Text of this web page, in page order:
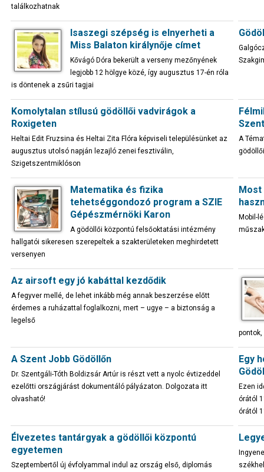
találkozhatnak
Isaszegi szépség is elnyerheti a
Miss Balaton királynője címet
Kővágó Dóra bekerült a verseny mezőnyének
legjobb 12 hölgye közé, így augusztus 17-én róla
is döntenek a zsűri tagjai
Komolytalan stílusú gödöllői vadvirágok a
Roxigeten
Heltai Edit Fruzsina és Heltai Zita Flóra képviseli településünket az
augusztus utolsó napján lezajló zenei fesztiválin,
Szigetszentmiklóson
A
Matematika és fizika
tehetséggondozó program a SZIE
Gépészmérnöki Karon
A gödöllői központú felsőoktatási intézmény
hallgatói sikeresen szerepeltek a szakterületeken meghirdetett
versenyen
Most
Mobil-
Az airsoft egy jó kabáttal kezdődik
A fegyver mellé, de lehet inkább még annak beszerzése előtt
érdemes a ruházattal foglalkozni, mert – ugye – a biztonság a
legelső
A Szent Jobb Gödöllőn
Dr. Szentgáli-Tóth Boldizsár Artúr is részt vett a nyolc évtizeddel
ezelőtti országjárást dokumentáló pályázaton. Dolgozata itt
olvasható!
Egy
Ezen
órától
órától
Élvezetes tantárgyak a gödöllői központú
egyetemen
Szeptembertől új évfolyammal indul az ország első, diplomás